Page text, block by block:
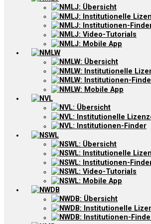
NMLJ: Übersicht
NMLJ: Institutionelle
NMLJ: Institutionen-
NMLJ: Video-Tutorials
NMLJ: Mobile App
NMLW
NMLW: Übersicht
NMLW: Institutionelle
NMLW: Institutionen-
NMLW: Mobile App
NVL
NVL: Übersicht
NVL: Institutionelle
NVL: Institutionen-Finder
NSWL
NSWL: Übersicht
NSWL: Institutionelle
NSWL: Institutionen-
NSWL: Video-Tutorials
NSWL: Mobile App
NWDB
NWDB: Übersicht
NWDB: Institutionelle
NWDB: Institutionen-